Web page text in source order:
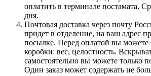
оплатить в терминале постамата.
дня.
Почтовая доставка через почту
придет в отделение, на ваш адрес
посылке. Перед оплатой вы можете
коробки: вес, целостность.
самостоятельно вы можете только
Один заказ может содержать не